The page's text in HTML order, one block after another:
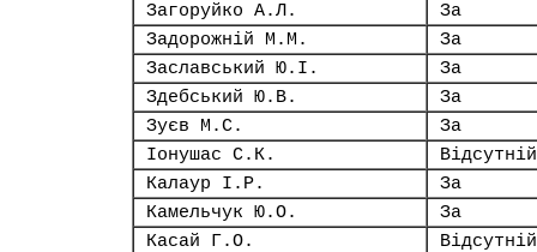
Загоруйко А.Л.
За
Задорожній М.М.
За
Заславський Ю.І.
За
Здебський Ю.В.
За
Зуєв М.С.
За
Іонушас С.К.
Відсутній
Калаур І.Р.
За
Камельчук Ю.О.
За
Касай Г.О.
Відсутній